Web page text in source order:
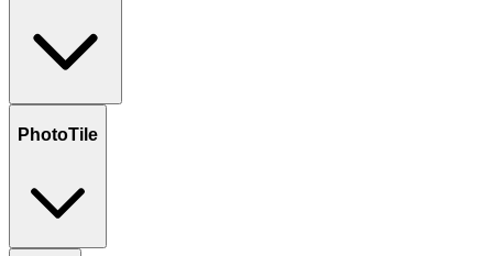
PhotoTile